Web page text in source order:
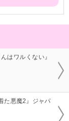
はワルくない』
た悪魔2』ジャパ